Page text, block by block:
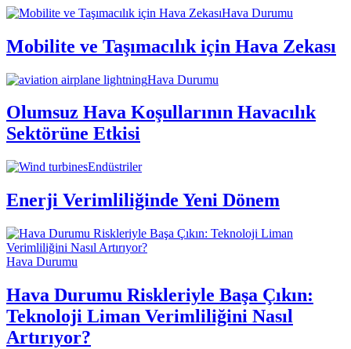
Hava Durumu
Mobilite ve Taşımacılık için Hava Zekası
Hava Durumu
Olumsuz Hava Koşullarının Havacılık
Sektörüne Etkisi
Endüstriler
Enerji Verimliliğinde Yeni Dönem
Hava Durumu
Hava Durumu Riskleriyle Başa Çıkın:
Teknoloji Liman Verimliliğini Nasıl
Artırıyor?